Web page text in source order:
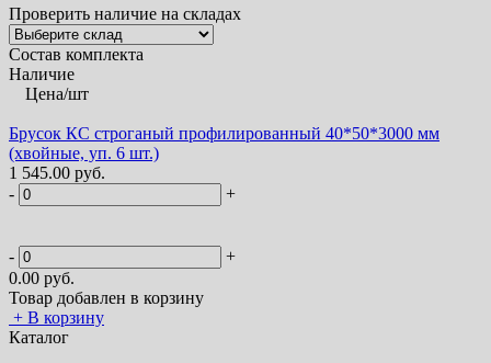
Проверить наличие на складах
Состав комплекта
Наличие
Цена/шт
Брусок КС строганый профилированный 40*50*3000 мм
(хвойные, уп. 6 шт.)
1 545.00 руб.
-
+
-
+
0.00 руб.
Товар добавлен в корзину
+ В корзину
Каталог